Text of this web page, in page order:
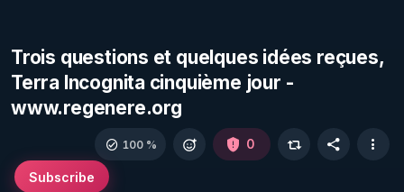
Trois questions et quelques idées reçues,
Terra Incognita cinquième jour -
www.regenere.org
Subscribe
100 % 0